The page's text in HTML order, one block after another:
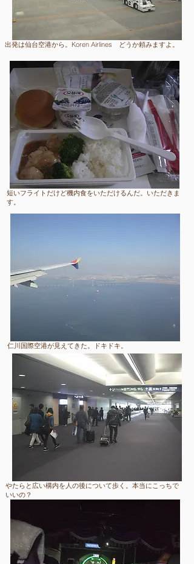
出発は仙台空港から。Koren Airlines どうか頼みますよ。
短いフライトだけど機内食をいただけるんだ。いただきま
す。
​仁川国際空港が見えてきた。ドキドキ。
​やたらと広い構内を人の後について歩く。本当にこっちで
いいの？